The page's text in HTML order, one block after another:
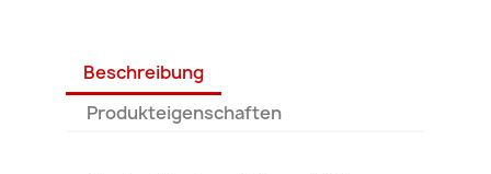
Beschreibung
Produkteigenschaften